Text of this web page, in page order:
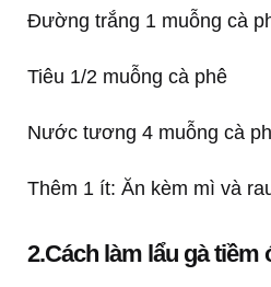
Đường trắng 1 muỗng cà
Tiêu 1/2 muỗng cà phê
Nước tương 4 muỗng cà
Thêm 1 ít: Ăn kèm mì và
2.Cách làm lẩu gà tiềm